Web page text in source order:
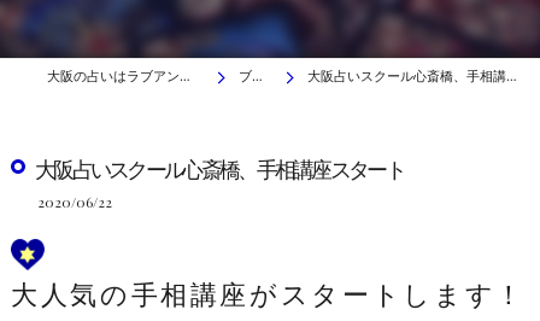
大阪の占いはラブアンドライト ブログ 大阪占いスクール心斎橋、手相講座スタート
大阪占いスクール心斎橋、手相講座スタート
2020/06/22
大人気の手相講座がスタートします！